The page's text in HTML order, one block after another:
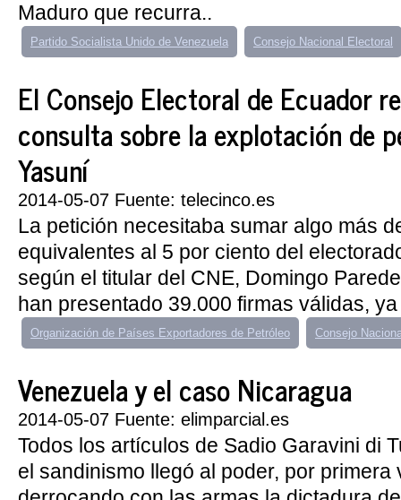
Maduro que recurra..
Partido Socialista Unido de Venezuela Consejo Nacional Electoral
El Consejo Electoral de Ecuador
consulta sobre la explotación de
Yasuní
2014-05-07 Fuente: telecinco.es
La petición necesitaba sumar algo más
equivalentes al 5 por ciento del
según el titular del CNE, Domingo
han presentado 39.000 firmas válidas,
Organización de Países Exportadores de Petróleo Consejo
Venezuela y el caso Nicaragua
2014-05-07 Fuente: elimparcial.es
Todos los artículos de Sadio Garavini di
el sandinismo llegó al poder, por primera